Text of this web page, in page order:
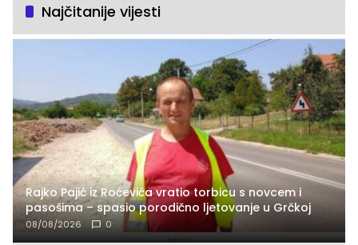
Najčitanije vijesti
Rajko Pajić iz Roćevića vratio torbicu s novcem i
pasošima – spasio porodično ljetovanje u Grčkoj
08/08/2026 0